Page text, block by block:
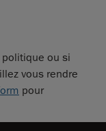
ou si
vous rendre
pour